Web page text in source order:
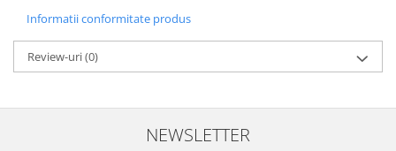
Informatii conformitate produs
Review-uri(0)
NEWSLETTER